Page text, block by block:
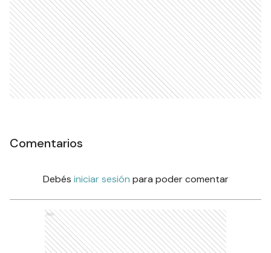
Comentarios
Debés iniciar sesión para poder comentar
Ads